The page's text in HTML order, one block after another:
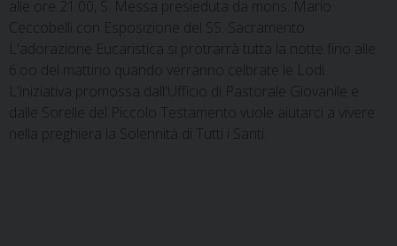
alle ore 21.00, S. Messa presieduta da mons. Mario
Ceccobelli con Esposizione del SS. Sacramento.
L'adorazione Eucaristica si protrarrà tutta la notte fino alle
6.oo del mattino quando verranno celbrate le Lodi.
L'iniziativa promossa dall'Ufficio di Pastorale Giovanile e
dalle Sorelle del Piccolo Testamento vuole aiutarci a vivere
nella preghiera la Solennità di Tutti i Santi.